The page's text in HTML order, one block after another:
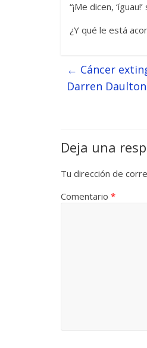
“¡Me dicen,
¿Y qué le está
← Cáncer
Darren Daulton
Deja una
Tu dirección de
Comentario *